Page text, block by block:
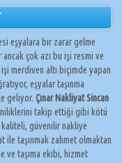
eşyalara bir zarar gelme
çok azı bu işi resmi ve
merdiven altı biçimde yapan
eşyalar taşınma
geliyor. Çınar Nakliyat Sincan
takip ettiği gibi kötü
güvenilir nakliye
ile taşınmak zahmet olmaktan
ve taşıma ekibi, hizmet